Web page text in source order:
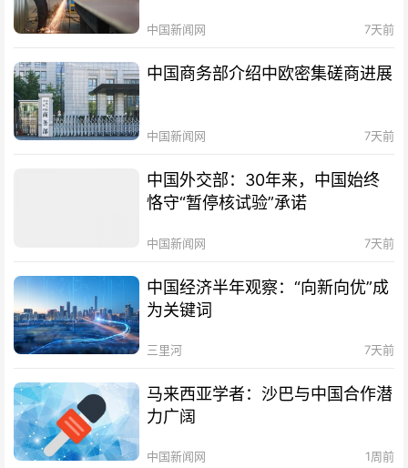
中国新闻网 7天前
中国商务部介绍中欧密集磋商进展
中国新闻网 7天前
中国外交部：30年来，中国始终
恪守“暂停核试验”承诺
中国新闻网 7天前
中国经济半年观察：“向新向优”成
为关键词
三里河 7天前
马来西亚学者：沙巴与中国合作潜
力广阔
中国新闻网 1周前